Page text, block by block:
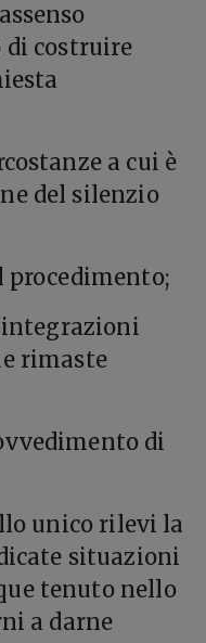
di costruire
a cui è
del silenzio
procedimento;
integrazioni
rimaste
di
unico rilevi la
situazioni
tenuto nello
a darne